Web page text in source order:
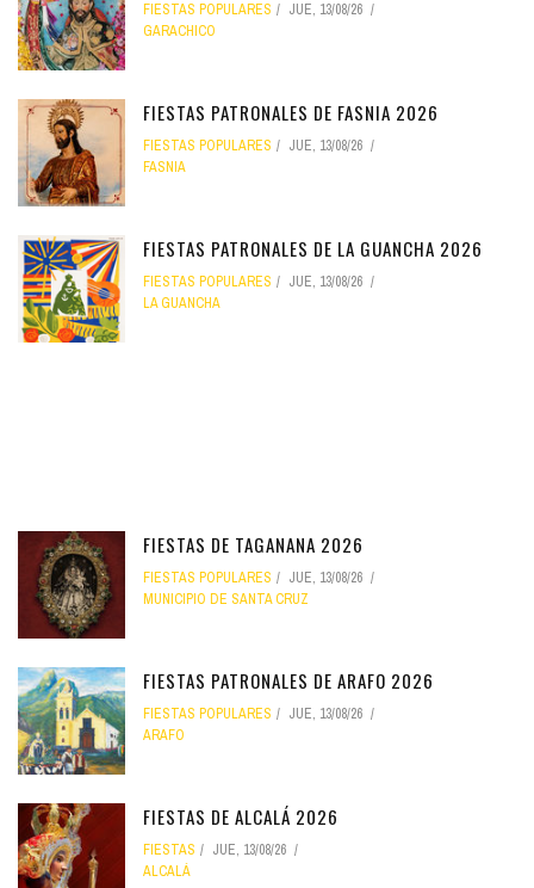
FIESTAS POPULARES
JUE, 13/08/26
GARACHICO
FIESTAS PATRONALES DE FASNIA 2026
FIESTAS POPULARES
JUE, 13/08/26
FASNIA
FIESTAS PATRONALES DE LA GUANCHA 2026
FIESTAS POPULARES
JUE, 13/08/26
LA GUANCHA
FIESTAS DE TAGANANA 2026
FIESTAS POPULARES
JUE, 13/08/26
MUNICIPIO DE SANTA CRUZ
FIESTAS PATRONALES DE ARAFO 2026
FIESTAS POPULARES
JUE, 13/08/26
ARAFO
FIESTAS DE ALCALÁ 2026
FIESTAS
JUE, 13/08/26
ALCALÁ